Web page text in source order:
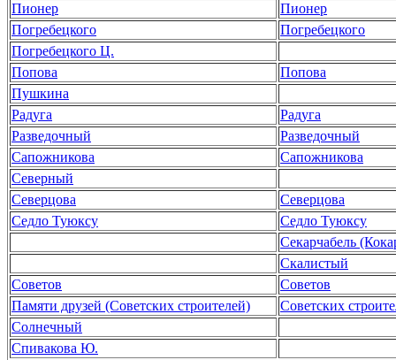
Пионер
Пионер
Погребецкого
Погребецкого
Погребецкого Ц.
Попова
Попова
Пушкина
Радуга
Радуга
Разведочный
Разведочный
Сапожникова
Сапожникова
Северный
Северцова
Северцова
Седло Туюксу
Седло Туюксу
Секарчабель
Скалистый
Советов
Советов
Памяти друзей (Советских строителей)
Советских
Солнечный
Спивакова Ю.